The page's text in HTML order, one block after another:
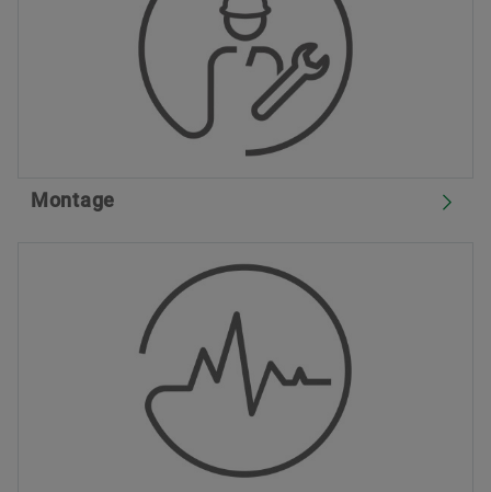
Montage